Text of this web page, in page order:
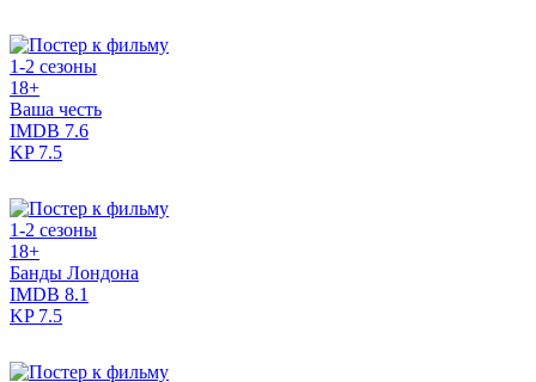
1-2 сезоны
18+
Ваша честь
IMDB 7.6
KP7.5
1-2 сезоны
18+
Банды Лондона
IMDB 8.1
KP7.5